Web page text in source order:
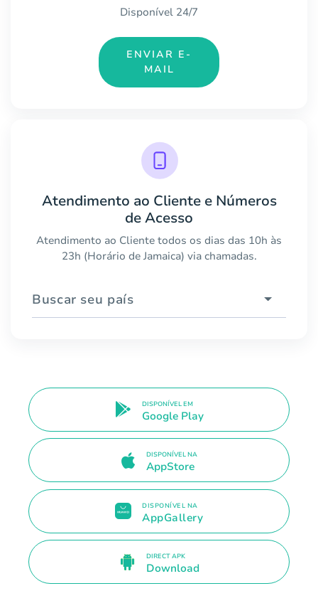
Disponível 24/7
ENVIAR E-
MAIL
Atendimento ao Cliente e Números
de Acesso
Atendimento ao Cliente todos os dias das 10h às
23h (Horário de Jamaica) via chamadas.
Buscar seu país
DISPONÍVEL EM
Google Play
DISPONÍVEL NA
AppStore
DISPONÍVEL NA
AppGallery
DIRECT APK
Download